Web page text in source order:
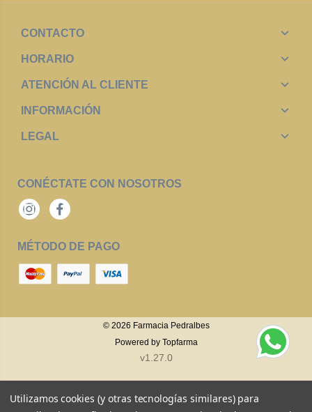
CONTACTO
HORARIO
ATENCIÓN AL CLIENTE
INFORMACIÓN
LEGAL
CONÉCTATE CON NOSOTROS
InstagramFacebook
MÉTODO DE PAGO
© 2026 Farmacia Pedralbes
Powered by Topfarma
v1.27.0
Utilizamos cookies (y otras tecnologías similares) para